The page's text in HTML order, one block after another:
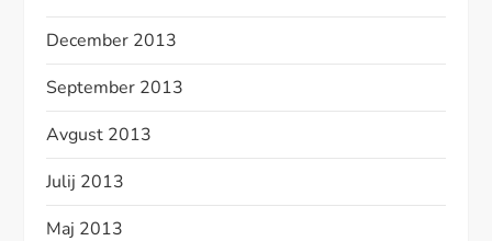
December 2013
September 2013
Avgust 2013
Julij 2013
Maj 2013